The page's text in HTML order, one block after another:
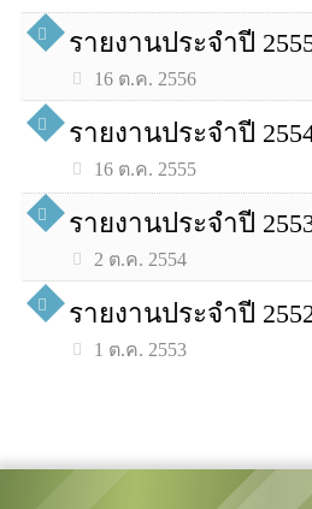
รายงานประจำปี
16 ต.ค. 2556
รายงานประจำปี
16 ต.ค. 2555
รายงานประจำปี
2 ต.ค. 2554
รายงานประจำปี
1 ต.ค. 2553